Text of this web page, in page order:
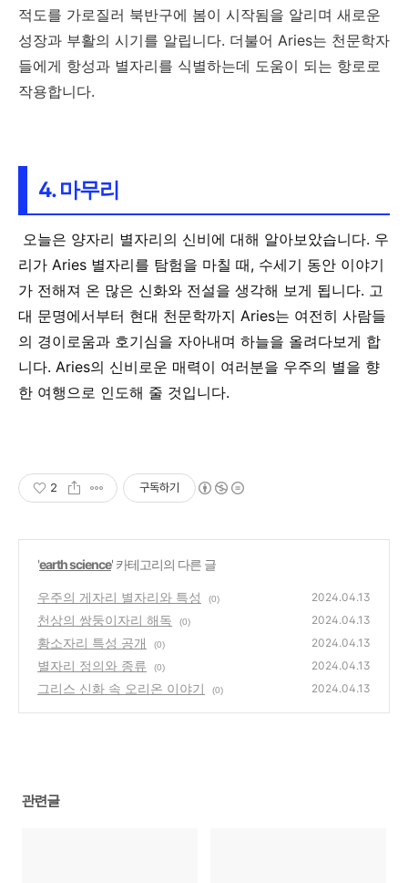
적도를 가로질러 북반구에 봄이 시작됨을 알리며 새로운
성장과 부활의 시기를 알립니다. 더불어 Aries는 천문학자
들에게 항성과 별자리를 식별하는데 도움이 되는 항로로
작용합니다.
4. 마무리
오늘은 양자리 별자리의 신비에 대해 알아보았습니다. 우
리가 Aries 별자리를 탐험을 마칠 때, 수세기 동안 이야기
가 전해져 온 많은 신화와 전설을 생각해 보게 됩니다. 고
대 문명에서부터 현대 천문학까지 Aries는 여전히 사람들
의 경이로움과 호기심을 자아내며 하늘을 올려다보게 합
니다. Aries의 신비로운 매력이 여러분을 우주의 별을 향
한 여행으로 인도해 줄 것입니다.
2 구독하기
'earth science' 카테고리의 다른 글
우주의 게자리 별자리와 특성 (0) 2024.04.13
천상의 쌍둥이자리 해독 (0) 2024.04.13
황소자리 특성 공개 (0) 2024.04.13
별자리 정의와 종류 (0) 2024.04.13
그리스 신화 속 오리온 이야기 (0) 2024.04.13
관련글